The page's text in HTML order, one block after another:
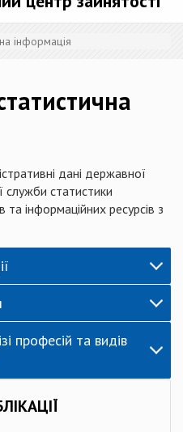
інформація
дані державної
служби статистики
та інформаційних ресурсів з
професій та видів